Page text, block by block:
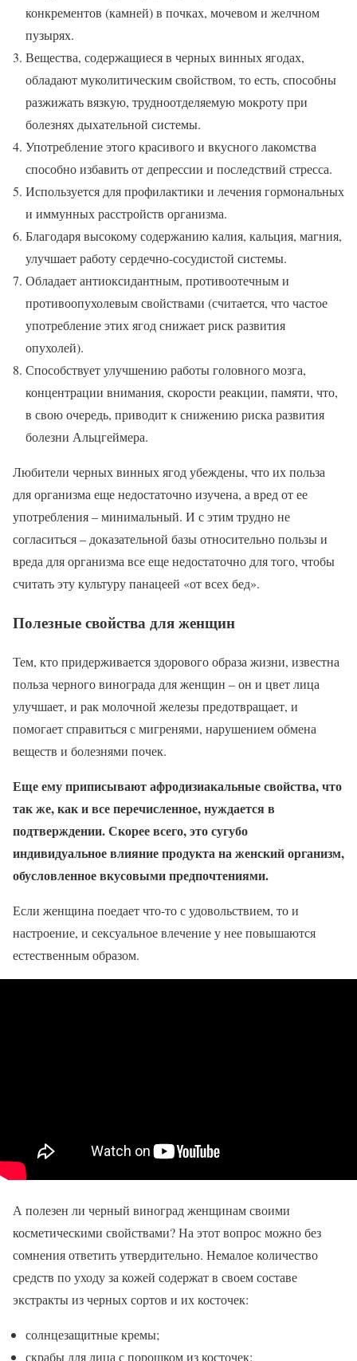
конкрементов (камней) в почках, мочевом и желчном
пузырях.
Вещества, содержащиеся в черных винных ягодах,
обладают муколитическим свойством, то есть, способны
разжижать вязкую, трудноотделяемую мокроту при
болезнях дыхательной системы.
Употребление этого красивого и вкусного лакомства
способно избавить от депрессии и последствий стресса.
Используется для профилактики и лечения гормональных
и иммунных расстройств организма.
Благодаря высокому содержанию калия, кальция, магния,
улучшает работу сердечно-сосудистой системы.
Обладает антиоксидантным, противоотечным и
противоопухолевым свойствами (считается, что частое
употребление этих ягод снижает риск развития
опухолей).
Способствует улучшению работы головного мозга,
концентрации внимания, скорости реакции, памяти, что,
в свою очередь, приводит к снижению риска развития
болезни Альцгеймера.
Любители черных винных ягод убеждены, что их польза
для организма еще недостаточно изучена, а вред от ее
употребления – минимальный. И с этим трудно не
согласиться – доказательной базы относительно пользы и
вреда для организма все еще недостаточно для того, чтобы
считать эту культуру панацеей «от всех бед».
Полезные свойства для женщин
Тем, кто придерживается здорового образа жизни, известна
польза черного винограда для женщин – он и цвет лица
улучшает, и рак молочной железы предотвращает, и
помогает справиться с мигренями, нарушением обмена
веществ и болезнями почек.
Еще ему приписывают афродизиакальные свойства, что
так же, как и все перечисленное, нуждается в
подтверждении. Скорее всего, это сугубо
индивидуальное влияние продукта на женский организм,
обусловленное вкусовыми предпочтениями.
Если женщина поедает что-то с удовольствием, то и
настроение, и сексуальное влечение у нее повышаются
естественным образом.
А полезен ли черный виноград женщинам своими
косметическими свойствами? На этот вопрос можно без
сомнения ответить утвердительно. Немалое количество
средств по уходу за кожей содержат в своем составе
экстракты из черных сортов и их косточек:
солнцезащитные кремы;
скрабы для лица с порошком из косточек;